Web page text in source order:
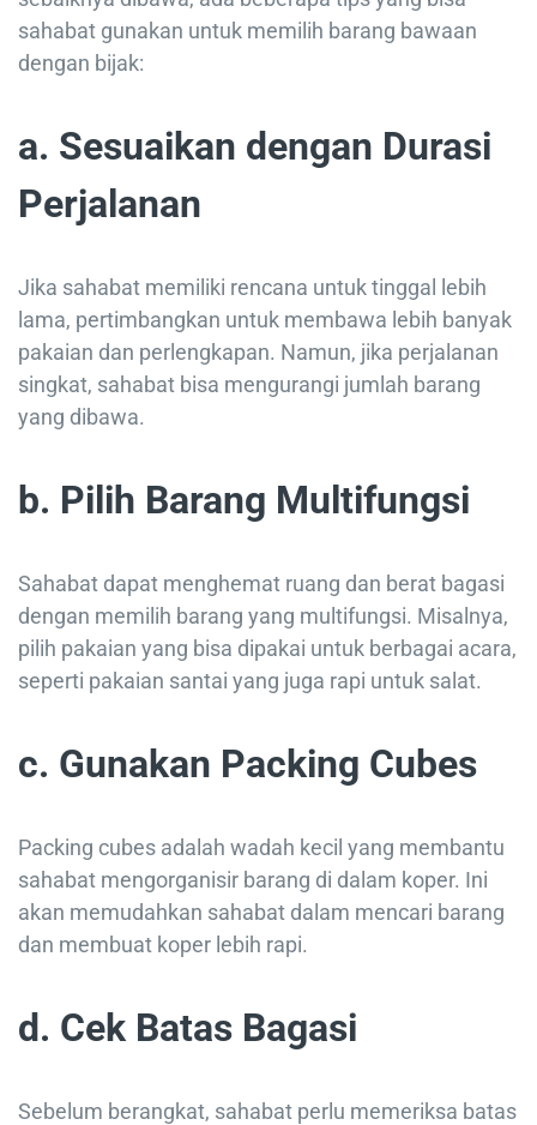
sahabat gunakan untuk memilih barang bawaan
dengan bijak:
a. Sesuaikan dengan Durasi
Perjalanan
Jika sahabat memiliki rencana untuk tinggal lebih
lama, pertimbangkan untuk membawa lebih banyak
pakaian dan perlengkapan. Namun, jika perjalanan
singkat, sahabat bisa mengurangi jumlah barang
yang dibawa.
b. Pilih Barang Multifungsi
Sahabat dapat menghemat ruang dan berat bagasi
dengan memilih barang yang multifungsi. Misalnya,
pilih pakaian yang bisa dipakai untuk berbagai acara,
seperti pakaian santai yang juga rapi untuk salat.
c. Gunakan Packing Cubes
Packing cubes adalah wadah kecil yang membantu
sahabat mengorganisir barang di dalam koper. Ini
akan memudahkan sahabat dalam mencari barang
dan membuat koper lebih rapi.
d. Cek Batas Bagasi
Sebelum berangkat, sahabat perlu memeriksa batas